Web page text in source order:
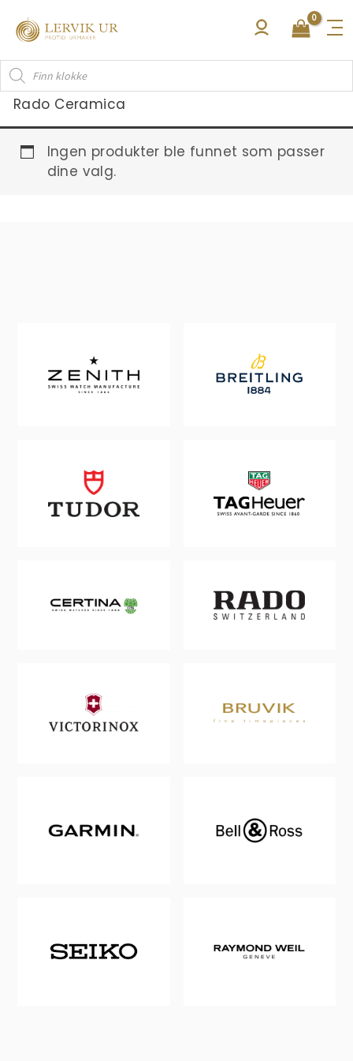
rett
innholdet
Products
search
Rado Ceramica
Ingen produkter ble funnet som passer
dine valg.